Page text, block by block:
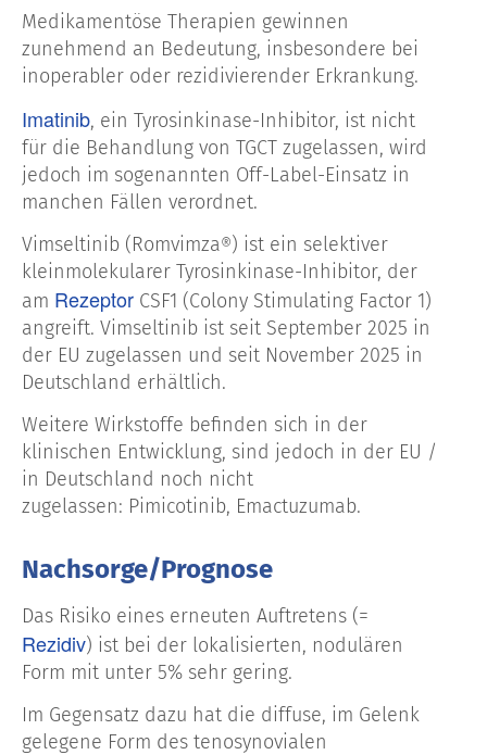
Medikamentöse Therapien gewinnen
zunehmend an Bedeutung, insbesondere bei
inoperabler oder rezidivierender Erkrankung.
Imatinib, ein Tyrosinkinase-Inhibitor, ist nicht
für die Behandlung von TGCT zugelassen, wird
jedoch im sogenannten Off-Label-Einsatz in
manchen Fällen verordnet.
Vimseltinib (Romvimza®) ist ein selektiver
kleinmolekularer Tyrosinkinase-Inhibitor, der
am Rezeptor CSF1 (Colony Stimulating Factor 1)
angreift. Vimseltinib ist seit September 2025 in
der EU zugelassen und seit November 2025 in
Deutschland erhältlich.
Weitere Wirkstoffe befinden sich in der
klinischen Entwicklung, sind jedoch in der EU /
in Deutschland noch nicht
zugelassen: Pimicotinib, Emactuzumab.
Nachsorge/Prognose
Das Risiko eines erneuten Auftretens (=
Rezidiv) ist bei der lokalisierten, nodulären
Form mit unter 5% sehr gering.
Im Gegensatz dazu hat die diffuse, im Gelenk
gelegene Form des tenosynovialen